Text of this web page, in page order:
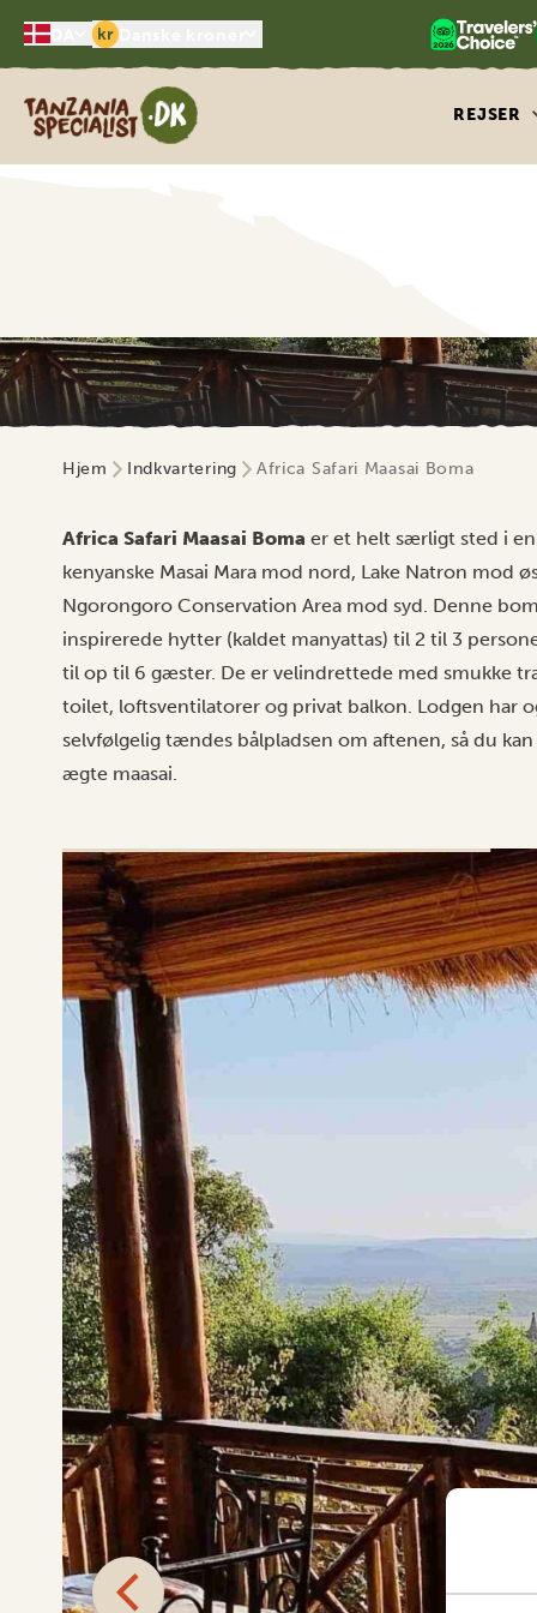
kr
Tanzania Specialist
REJSER
Hjem Indkvartering Africa Safari Maasai Boma
Africa Safari Maasai Boma er et helt særligt sted i
kenyanske Masai Mara mod nord, Lake Natron mod
Ngorongoro Conservation Area mod syd. Denne
inspirerede hytter (kaldet manyattas) til 2 til 3
til op til 6 gæster. De er velindrettede med smukke
toilet, loftsventilatorer og privat balkon. Lodgen har
selvfølgelig tændes bålpladsen om aftenen, så du
ægte maasai.